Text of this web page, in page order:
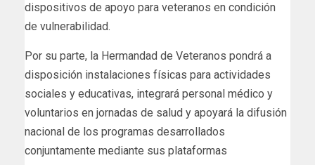
dispositivos de apoyo para veteranos en condición
de vulnerabilidad.
Por su parte, la Hermandad de Veteranos pondrá a
disposición instalaciones físicas para actividades
sociales y educativas, integrará personal médico y
voluntarios en jornadas de salud y apoyará la difusión
nacional de los programas desarrollados
conjuntamente mediante sus plataformas